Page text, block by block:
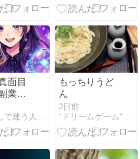
特典
確認まで
面目
業で
に稼
は、
力や
らで
もっちりうど
ん
2日前